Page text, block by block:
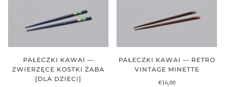
PAŁECZKI KAWAI —
ZWIERZĘCE KOSTKI ŻABA
[DLA DZIECI]
PAŁECZKI KAWAI — RETRO
VINTAGE MINETTE
€16,00